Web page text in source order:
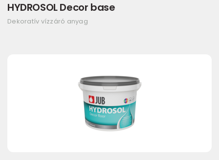
HYDROSOL Decor base
Dekoratív vízzáró anyag